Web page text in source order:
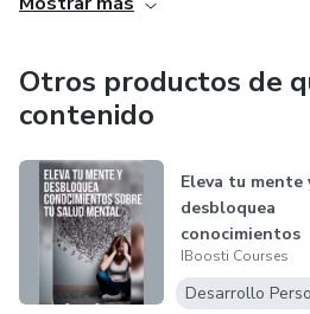
Con eso en mente decidimos
que puedas aprender cosas
dinero al día siguiente.
Nuestro objetivo es que tú
para alcanzar tus objetivos.
Nuestro Compromiso
Otros productos de
contenido
Eleva tu mente
desbloquea
conocimientos
sobre tu salud
men...
IBoosti Courses